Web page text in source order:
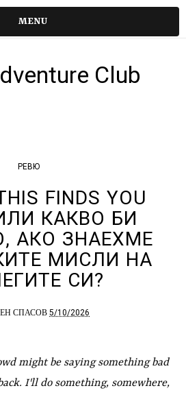
MENU
Club
РЕВЮ
FINDS YOU
КАКВО БИ
АКО ЗНАЕХМЕ
МИСЛИ НА
СИ?
СПАСОВ 5/10/2026
might be saying something bad
I'll do something, somewhere,